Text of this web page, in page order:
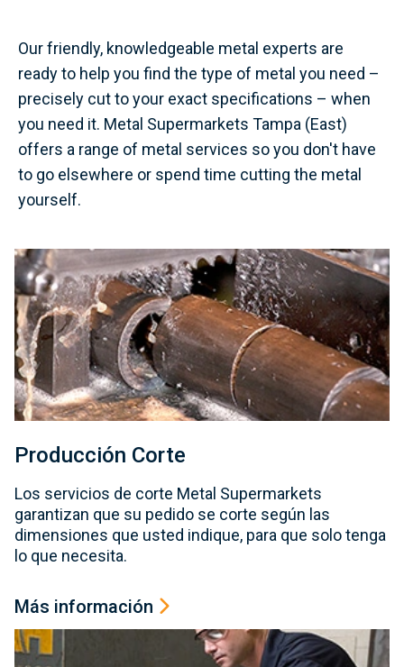
Our friendly, knowledgeable metal experts are
ready to help you find the type of metal you need –
precisely cut to your exact specifications – when
you need it. Metal Supermarkets Tampa (East)
offers a range of metal services so you don't have
to go elsewhere or spend time cutting the metal
yourself.
Producción Corte
Los servicios de corte Metal Supermarkets
garantizan que su pedido se corte según las
dimensiones que usted indique, para que solo tenga
lo que necesita.
Más información